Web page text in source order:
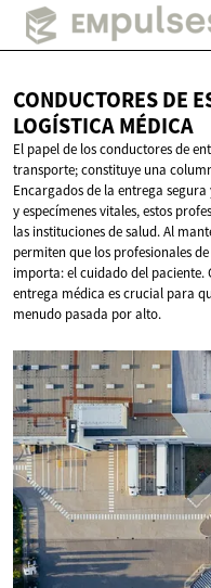
CONDUCTORES DE
LOGÍSTICA MÉDICA
El papel de los conductores de
transporte; constituye una
Encargados de la entrega
y especímenes vitales, estos
las instituciones de salud. Al
permiten que los profesionales
importa: el cuidado del paciente.
entrega médica es crucial para
menudo pasada por alto.